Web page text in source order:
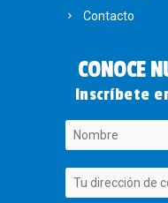
Contacto
CONOCE
Inscríbete